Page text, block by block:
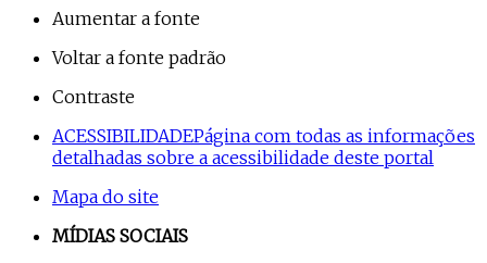
Aumentar a fonte
Voltar a fonte padrão
Contraste
ACESSIBILIDADEPágina com todas as informações
detalhadas sobre a acessibilidade deste portal
Mapa do site
MÍDIAS SOCIAIS